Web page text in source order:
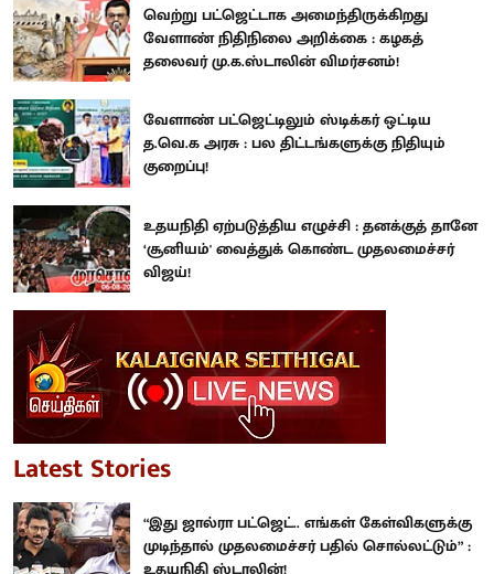
வெற்று பட்ஜெட்டாக அமைந்திருக்கிறது
வேளாண் நிதிநிலை அறிக்கை : கழகத்
தலைவர் மு.க.ஸ்டாலின் விமர்சனம்!
வேளாண் பட்ஜெட்டிலும் ஸ்டிக்கர் ஒட்டிய
த.வெ.க அரசு : பல திட்டங்களுக்கு நிதியும்
குறைப்பு!
உதயநிதி ஏற்படுத்திய எழுச்சி : தனக்குத் தானே
‘சூனியம்' வைத்துக் கொண்ட முதலமைச்சர்
விஜய்!
Latest Stories
“இது ஜால்ரா பட்ஜெட்.. எங்கள் கேள்விகளுக்கு
முடிந்தால் முதலமைச்சர் பதில் சொல்லட்டும்” :